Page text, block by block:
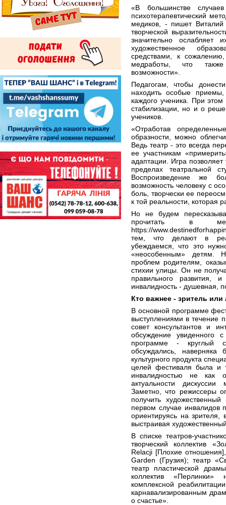
«В большинстве
психотерапевтический
медиков, - пишет
творческой
значительно ослабляет
художественное
средствами, к
медработы, что также
возможности».
Педагогам, чтобы
находить особые приемы,
каждого ученика. При
стабилизации, но и о
учеников.
«Отработав
образности, можно
Ведь театр - это всегда
ее участникам
адаптации. Игра
пределах театральной
Воспроизведение же
возможность человеку с
боль, творчески ее
к той реальности, которая
Но не будем
прочитать в
https://
тем, что делают в
убеждаемся, что это
«неособенным» детям.
проблем родителям,
стихии улицы. Он не
правильного развития,
инвалидность - душевная,
Кто важнее - зритель или
В основной программе
выступлениями в течение
совет консультантов и
обсуждение
программе - круглый
обсуждались, наверняка
культурного продукта
целей фестиваля была и
инвалидностью не как
актуальности
Заметно, что режиссеры
получить
первом случае инвалидов
ориентируясь на зрителя,
выстраивая
В списке театров-
творческий коллектив
Relacji [Плохие
Garden (Грузия); театр
театр пластической
коллектив «Перлинки»
комплексной
карнавализированным
о счастье».